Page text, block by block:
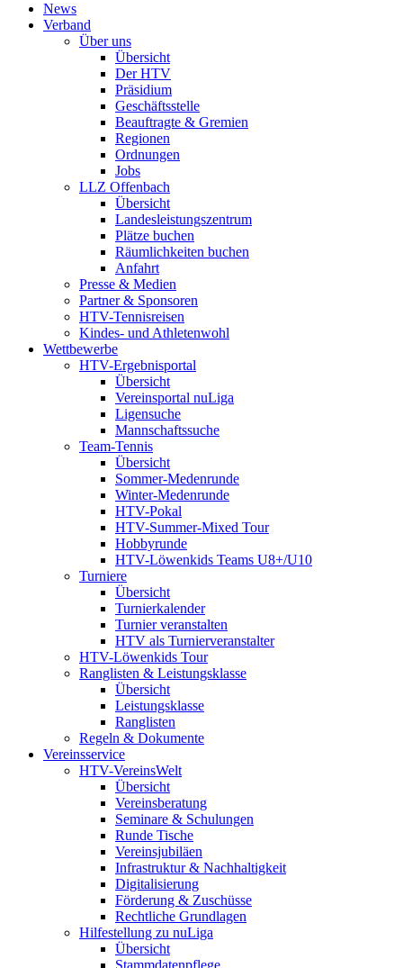
News
Verband
Über uns
Übersicht
Der HTV
Präsidium
Geschäftsstelle
Beauftragte & Gremien
Regionen
Ordnungen
Jobs
LLZ Offenbach
Übersicht
Landesleistungszentrum
Plätze buchen
Räumlichkeiten buchen
Anfahrt
Presse & Medien
Partner & Sponsoren
HTV-Tennisreisen
Kindes- und Athletenwohl
Wettbewerbe
HTV-Ergebnisportal
Übersicht
Vereinsportal nuLiga
Ligensuche
Mannschaftssuche
Team-Tennis
Übersicht
Sommer-Medenrunde
Winter-Medenrunde
HTV-Pokal
HTV-Summer-Mixed Tour
Hobbyrunde
HTV-Löwenkids Teams U8+/U10
Turniere
Übersicht
Turnierkalender
Turnier veranstalten
HTV als Turnierveranstalter
HTV-Löwenkids Tour
Ranglisten & Leistungsklasse
Übersicht
Leistungsklasse
Ranglisten
Regeln & Dokumente
Vereinsservice
HTV-VereinsWelt
Übersicht
Vereinsberatung
Seminare & Schulungen
Runde Tische
Vereinsjubiläen
Infrastruktur & Nachhaltigkeit
Digitalisierung
Förderung & Zuschüsse
Rechtliche Grundlagen
Hilfestellung zu nuLiga
Übersicht
Stammdatenpflege